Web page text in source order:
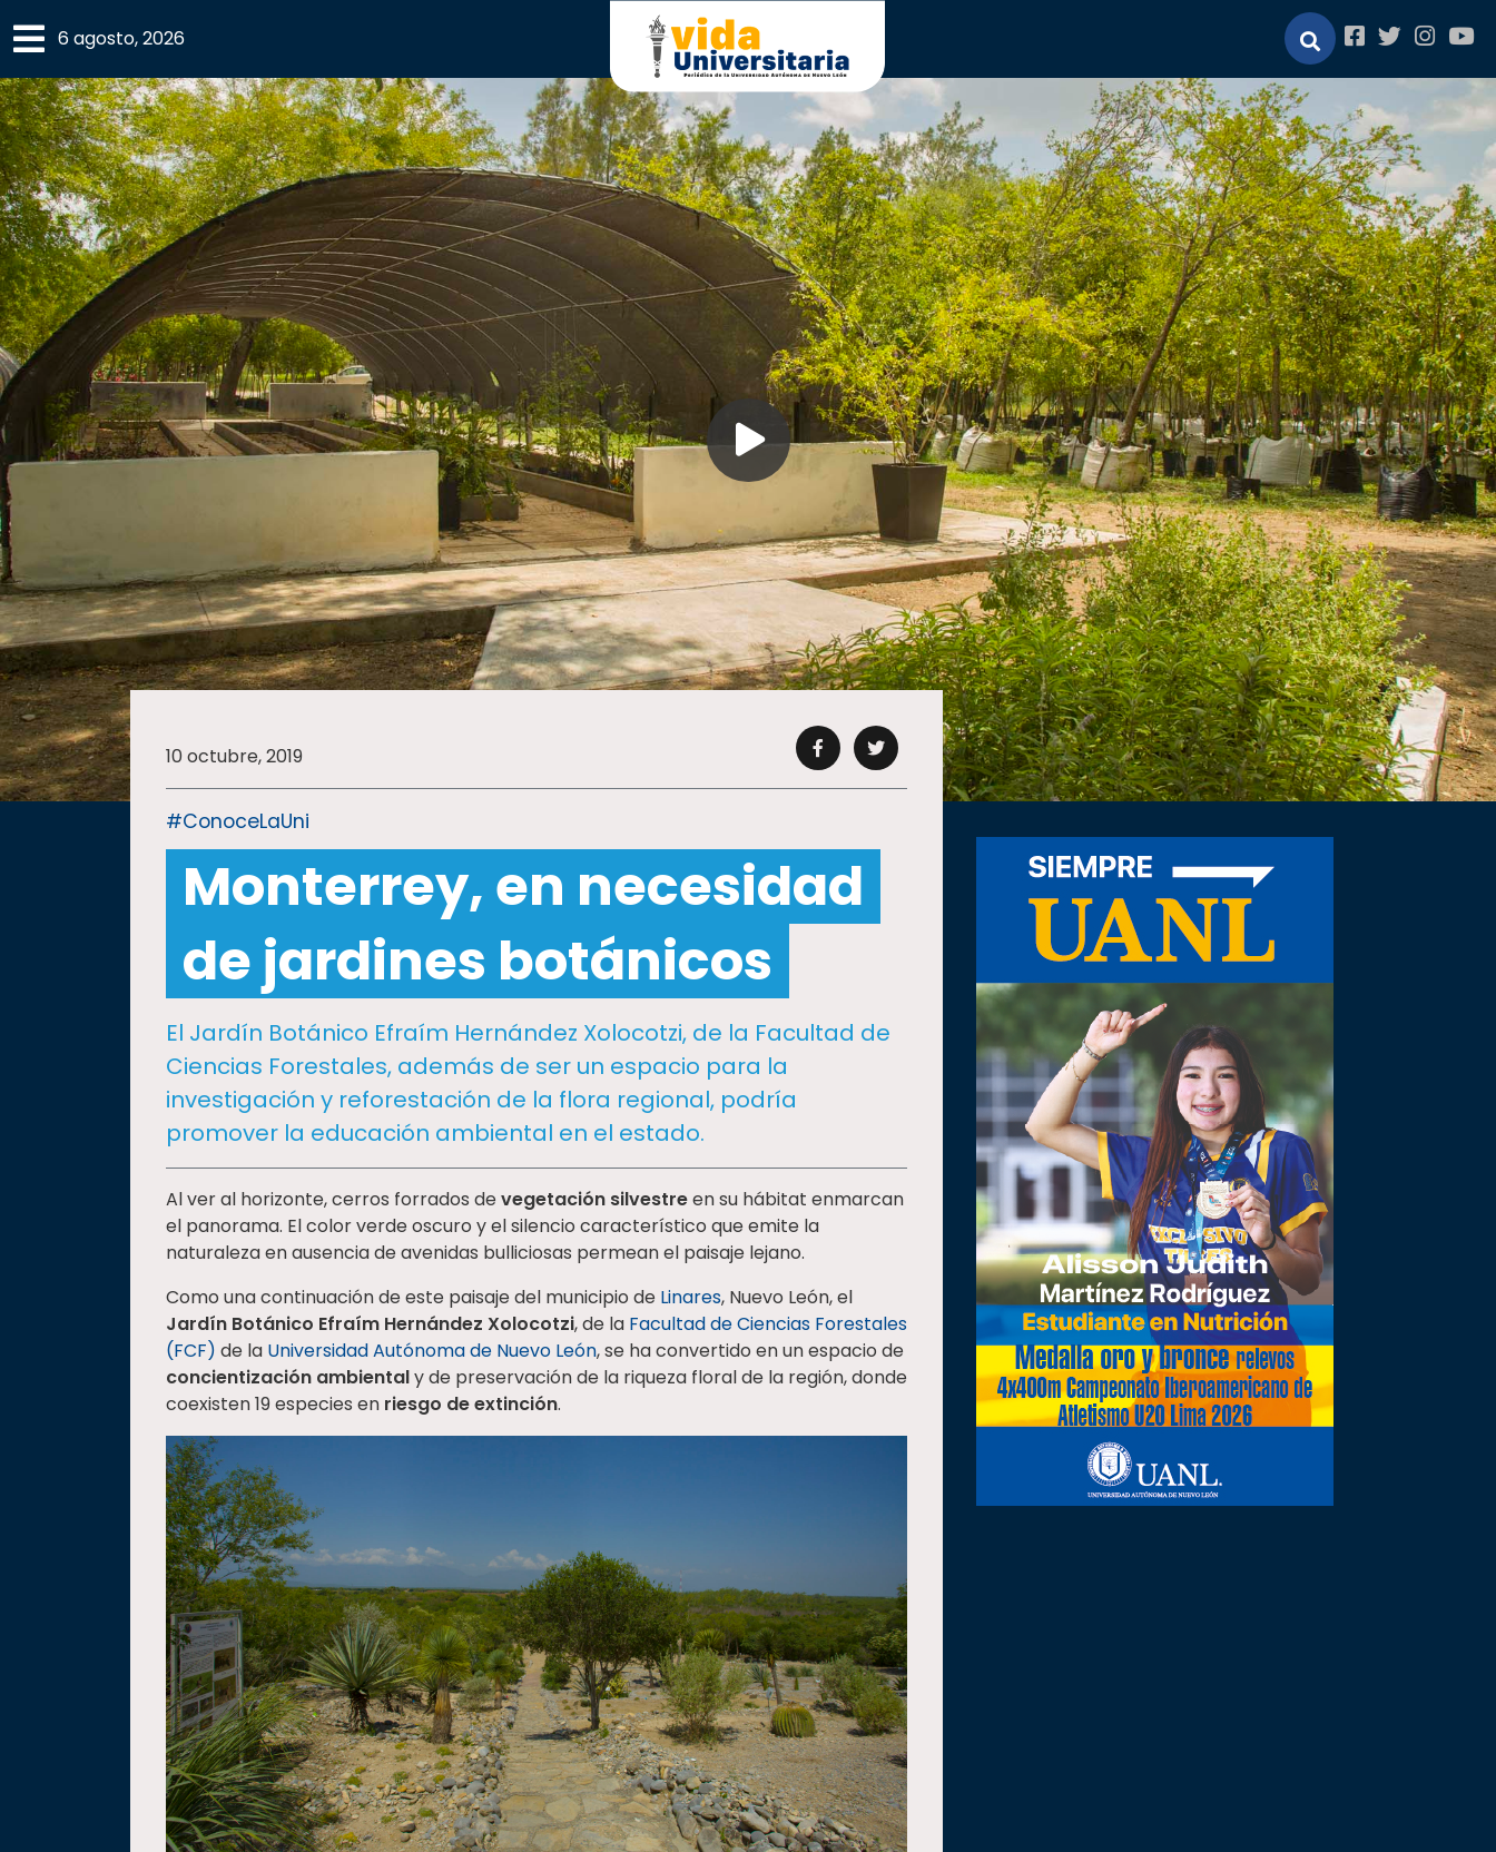
×
SECCIONES
ACADEMIA
CAMPUSUANL
COMUNIDAD UANL
CULTURA
DEPORTES
SUSTENTABILIDAD
TEMAS
Oferta
educativa
Internacionalización
6 agosto, 2026
10 octubre, 2019
#ConoceLaUni
Monterrey, en necesidad
de jardines botánicos
El Jardín Botánico Efraím Hernández Xolocotzi, de la Facultad de
Ciencias Forestales, además de ser un espacio para la
investigación y reforestación de la flora regional, podría
promover la educación ambiental en el estado.
Al ver al horizonte, cerros forrados devegetación silvestreen su hábitat enmarcan
el panorama. El color verde oscuro y el silencio característico que emite la
naturaleza en ausencia de avenidas bulliciosas permean el paisaje lejano.
Como una continuación de este paisaje del municipio de Linares, Nuevo León, el
Jardín Botánico Efraím Hernández Xolocotzi, de la Facultad de Ciencias Forestales
(FCF) de la Universidad Autónoma de Nuevo León, se ha convertido en un espacio de
concientización ambientaly de preservación de la riqueza floral de la región, donde
coexisten 19 especies en riesgo de extinción.